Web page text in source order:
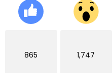
865 1,747